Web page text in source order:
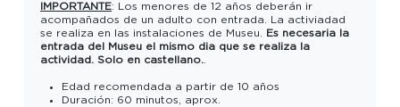
IMPORTANTE: Los menores de 12 años deberán ir
acompañados de un adulto con entrada. La activiadad
se realiza en las instalaciones de Museu. Es necesaria la
entrada del Museu el mismo dia que se realiza la
actividad. Solo en castellano.
Edad recomendada a partir de 10 años
Duración: 60 minutos, aprox.
FECHA